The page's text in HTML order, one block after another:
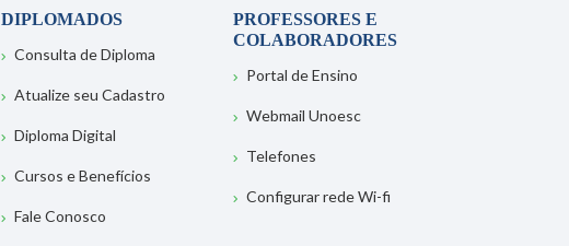
DIPLOMADOS
Consulta de Diploma
Atualize seu Cadastro
Diploma Digital
Cursos e Benefícios
Fale Conosco
PROFESSORES E
COLABORADORES
Portal de Ensino
Webmail Unoesc
Telefones
Configurar rede Wi-fi